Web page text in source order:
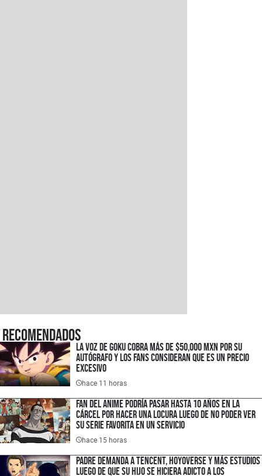
Recomendados
La voz de Goku cobra más de $50,000 MXN por su
autógrafo y los fans consideran que es un precio
excesivo
hace 11 horas
Fan del anime podría pasar hasta 10 años en la
cárcel por hacer una locura luego de no poder ver
su serie favorita en un servicio
hace 15 horas
Padre demanda a Tencent, HoyoVerse y más estudios
luego de que su hijo se hiciera adicto a los